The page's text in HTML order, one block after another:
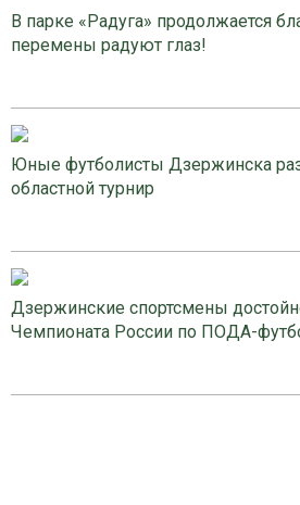
В парке «Радуга» продолжается
перемены радуют глаз!
Юные футболисты Дзержинска
областной турнир
Дзержинские спортсмены
Чемпионата России по ПОДА-